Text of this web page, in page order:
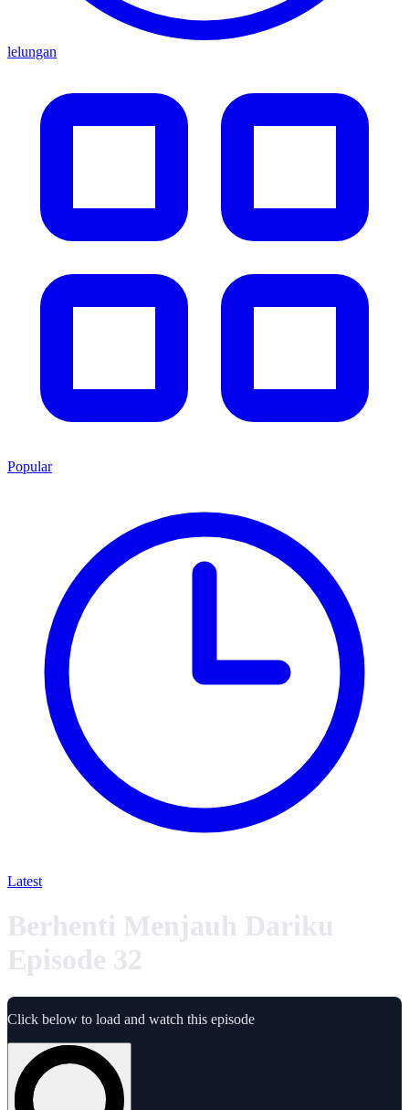
lelungan
Popular
Latest
Berhenti Menjauh Dariku
Episode 32
Click below to load and watch this episode